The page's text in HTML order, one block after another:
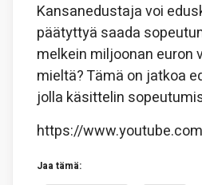
Kansanedustaja voi
päätyttyä saada
melkein miljoonan euron
mieltä? Tämä on jatkoa
jolla käsittelin
https://
Jaa tämä: